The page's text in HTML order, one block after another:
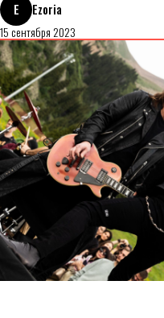
E
Ezoria
15 сентября 2023